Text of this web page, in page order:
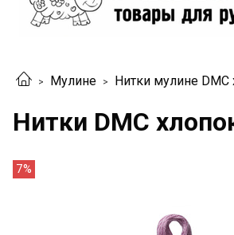
Мулине Нитки мулине
Нитки DMC
7%